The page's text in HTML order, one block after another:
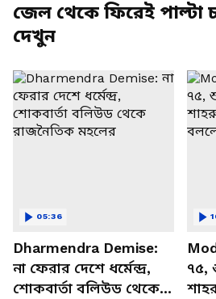
জেল থেকে ফিরেই পাল্টা
দেখুন
Dharmendra Demise:
না ফেরার দেশে ধর্মেন্দ্র,
শোকবার্তা বলিউড থেকে
05:36
৭৫,